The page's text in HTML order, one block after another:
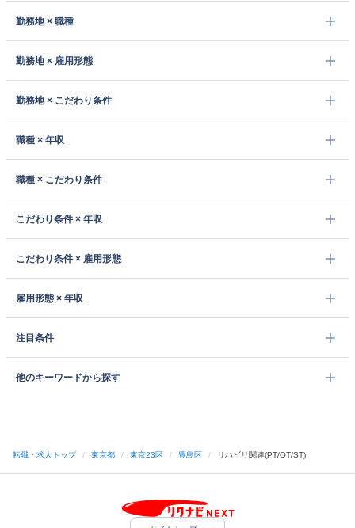
勤務地 × 職種
勤務地 × 雇用形態
勤務地 × こだわり条件
職種 × 年収
職種 × こだわり条件
こだわり条件 × 年収
こだわり条件 × 雇用形態
雇用形態 × 年収
注目条件
他のキーワードから探す
転職・求人トップ / 東京都 / 東京23区 / 豊島区 / リハビリ関連(PT/OT/ST)